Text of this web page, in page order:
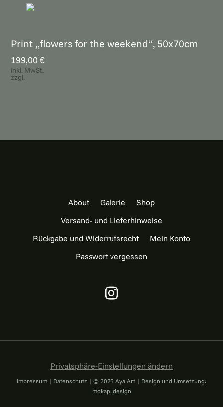
Print „flowers for the weekend“, 50x70cm
199,00€
inkl. MwSt.
zzgl.
About Galerie
Shop
Versand- und Lieferhinweise
Rückgabe und Widerrufsrecht
Mein Konto
Passwort vergessen
Privatsphäre-Einstellungen ändern
Impressum | Datenschutz | © 2025 Aya Art | Design und Umsetzung:
mokapi.design